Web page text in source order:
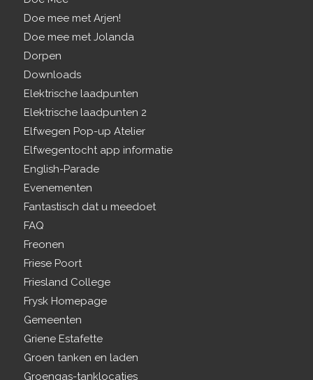
Doe mee met Arjen!
Doe mee met Jolanda
Dorpen
Downloads
Elektrische laadpunten
Elektrische laadpunten 2
Elfwegen Pop-up Atelier
Elfwegentocht app informatie
English-Parade
Evenementen
Fantastisch dat u meedoet
FAQ
Freonen
Friese Poort
Friesland College
Frysk Homepage
Gemeenten
Griene Estafette
Groen tanken en laden
Groengas-tanklocaties